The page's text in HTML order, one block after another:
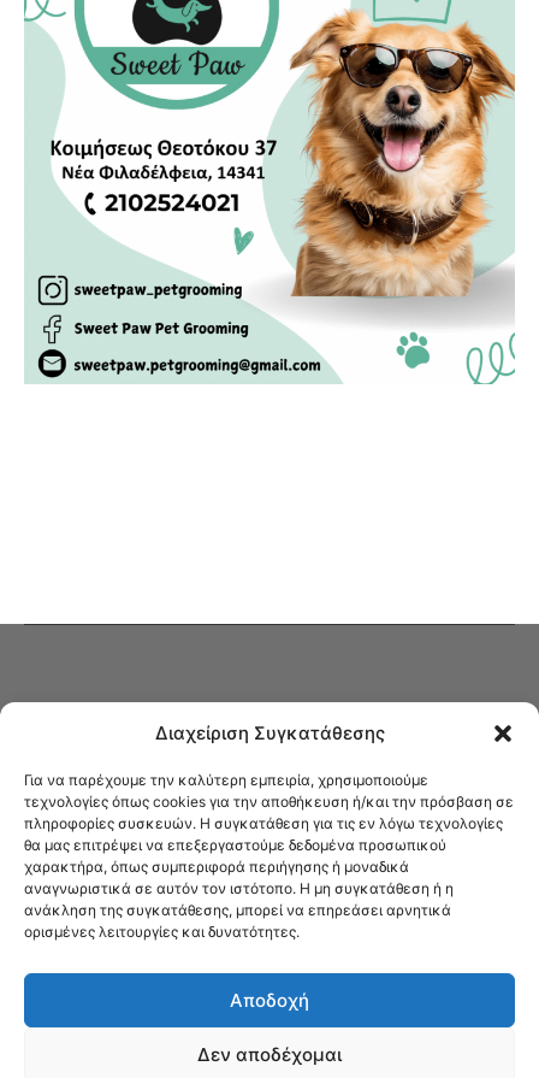
Διαχείριση Συγκατάθεσης
Για να παρέχουμε την καλύτερη εμπειρία, χρησιμοποιούμε
τεχνολογίες όπως cookies για την αποθήκευση ή/και την πρόσβαση σε
πληροφορίες συσκευών. Η συγκατάθεση για τις εν λόγω τεχνολογίες
θα μας επιτρέψει να επεξεργαστούμε δεδομένα προσωπικού
χαρακτήρα, όπως συμπεριφορά περιήγησης ή μοναδικά
αναγνωριστικά σε αυτόν τον ιστότοπο. Η μη συγκατάθεση ή η
ανάκληση της συγκατάθεσης, μπορεί να επηρεάσει αρνητικά
ορισμένες λειτουργίες και δυνατότητες.
Αποδοχή
Δεν αποδέχομαι
Στο Καφενείο θα βρείτε όλες τις ειδήσεις που αφορούν την Νέα
Φιλαδέλφεια και τη Νέα Χαλκηδόνα, καυτή αρθρογραφία, καθώς και
όλα τα νέα που σας αφορούν.